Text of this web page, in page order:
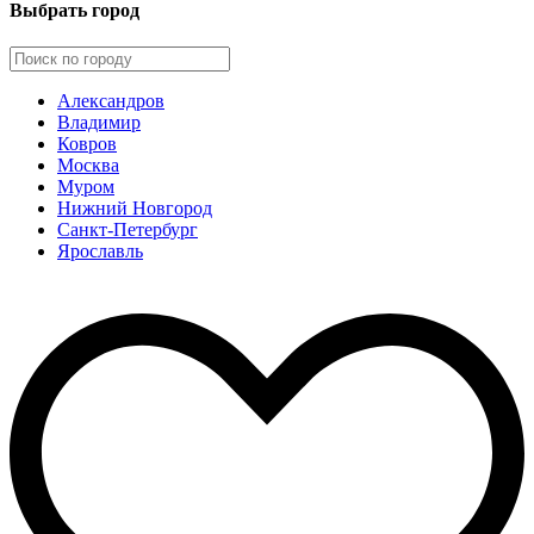
Выбрать город
Александров
Владимир
Ковров
Москва
Муром
Нижний Новгород
Санкт-Петербург
Ярославль